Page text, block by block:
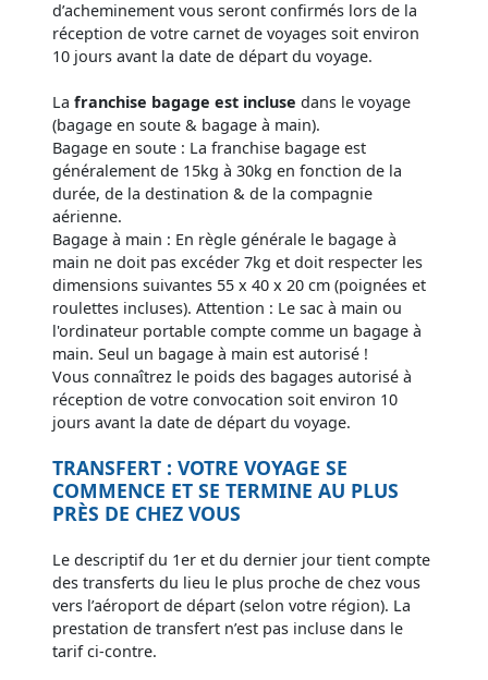
d’acheminement vous seront confirmés lors de la
réception de votre carnet de voyages soit environ
10 jours avant la date de départ du voyage.
La franchise bagage est incluse dans le voyage
(bagage en soute & bagage à main).
Bagage en soute : La franchise bagage est
généralement de 15kg à 30kg en fonction de la
durée, de la destination & de la compagnie
aérienne.
Bagage à main : En règle générale le bagage à
main ne doit pas excéder 7kg et doit respecter les
dimensions suivantes 55 x 40 x 20 cm (poignées et
roulettes incluses). Attention : Le sac à main ou
l'ordinateur portable compte comme un bagage à
main. Seul un bagage à main est autorisé !
Vous connaîtrez le poids des bagages autorisé à
réception de votre convocation soit environ 10
jours avant la date de départ du voyage.
TRANSFERT : VOTRE VOYAGE SE
COMMENCE ET SE TERMINE AU PLUS
PRÈS DE CHEZ VOUS
Le descriptif du 1er et du dernier jour tient compte
des transferts du lieu le plus proche de chez vous
vers l’aéroport de départ (selon votre région). La
prestation de transfert n’est pas incluse dans le
tarif ci-contre.